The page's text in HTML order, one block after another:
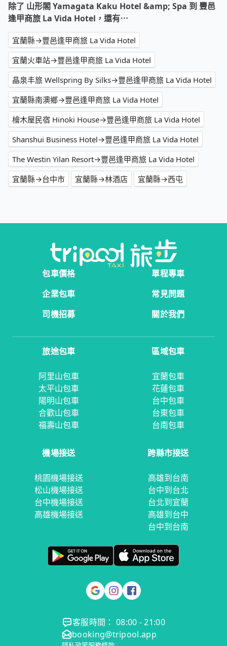
除了 山形閣 Yamagata Kaku Hotel &amp; Spa 到 豐邑
逢甲商旅 La Vida Hotel，還有⋯
宜蘭縣→豐邑逢甲商旅 La Vida Hotel
宜蘭火車站→豐邑逢甲商旅 La Vida Hotel
晶泉丰旅 Wellspring By Silks→豐邑逢甲商旅 La Vida Hotel
宜蘭縣南澳鄉→豐邑逢甲商旅 La Vida Hotel
檜木屋民宿 Hinoki House→豐邑逢甲商旅 La Vida Hotel
Shanshui Business Hotel→豐邑逢甲商旅 La Vida Hotel
The Westin Yilan Resort→豐邑逢甲商旅 La Vida Hotel
宜蘭縣→台中市
宜蘭縣→林酒店 宜蘭縣→西屯
包車價格
單程專車
企業包車
常見問題
司機招募
關於我們
旅途包車
阿里山包車
太平山包車
陽明山包車
合歡山包車
福壽山包車
區域包車
宜蘭包車
花蓮包車
台中包車
台東包車
台南包車
機場接送
桃園機場接送
松山機場接送
台中機場接送
高雄機場接送
跨縣市接送
高雄到台南
台中到台北
台北到宜蘭
高雄到台中
台中到台南
客服時間： 08:00 - 21:00
booking@tripool.app